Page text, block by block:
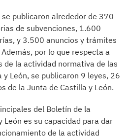
publicaron alrededor de 370
de subvenciones, 1.600
y 3.500 anuncios y trámites
por lo que respecta a
de la actividad normativa de las
León, se publicaron 9 leyes, 26
de la Junta de Castilla y León.
del Boletín de la
León es su capacidad para dar
de la actividad